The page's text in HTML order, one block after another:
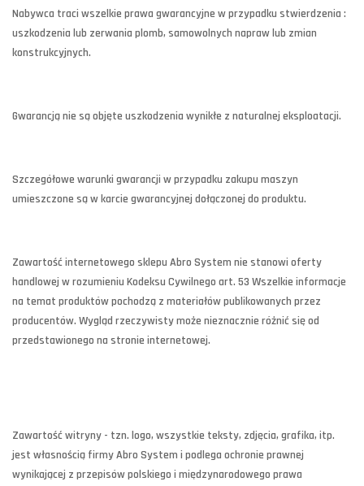
Nabywca traci wszelkie prawa gwarancyjne w przypadku stwierdzenia :
uszkodzenia lub zerwania plomb, samowolnych napraw lub zmian
konstrukcyjnych.
Gwarancją nie są objęte uszkodzenia wynikłe z naturalnej eksploatacji.
Szczegółowe warunki gwarancji w przypadku zakupu maszyn
umieszczone są w karcie gwarancyjnej dołączonej do produktu.
Zawartość internetowego sklepu Abro System nie stanowi oferty
handlowej w rozumieniu Kodeksu Cywilnego art. 53 Wszelkie informacje
na temat produktów pochodzą z materiałów publikowanych przez
producentów. Wygląd rzeczywisty może nieznacznie różnić się od
przedstawionego na stronie internetowej.
Zawartość witryny - tzn. logo, wszystkie teksty, zdjęcia, grafika, itp.
jest własnością firmy Abro System i podlega ochronie prawnej
wynikającej z przepisów polskiego i międzynarodowego prawa